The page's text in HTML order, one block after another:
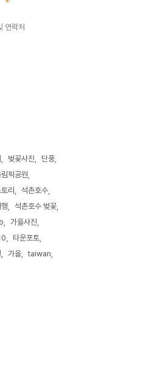
연락처
벚꽃사진
단풍
픽공원
리
석촌호수
석촌호수 벚꽃
가을사진
타운포토
가을
taiwan